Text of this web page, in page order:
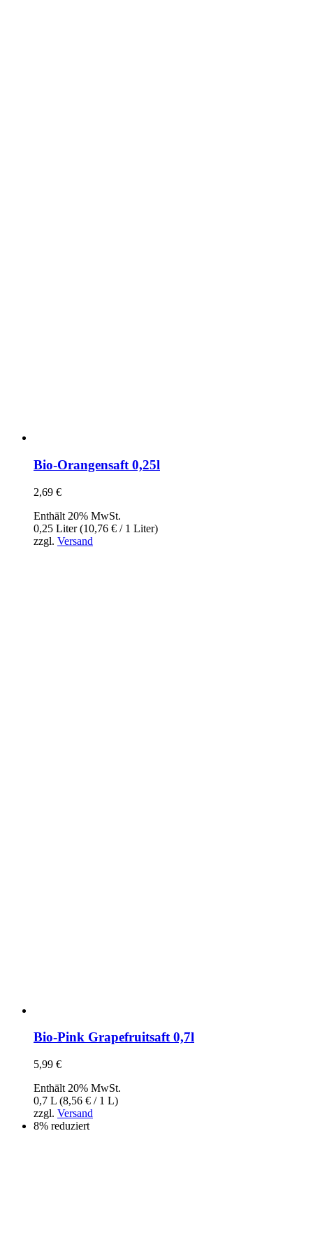
Bio-Orangensaft 0,25l
2,69 €
Enthält 20% MwSt.
0,25 Liter (10,76 € / 1 Liter)
zzgl. Versand
Bio-Pink Grapefruitsaft 0,7l
5,99 €
Enthält 20% MwSt.
0,7 L (8,56 € / 1 L)
zzgl. Versand
8% reduziert